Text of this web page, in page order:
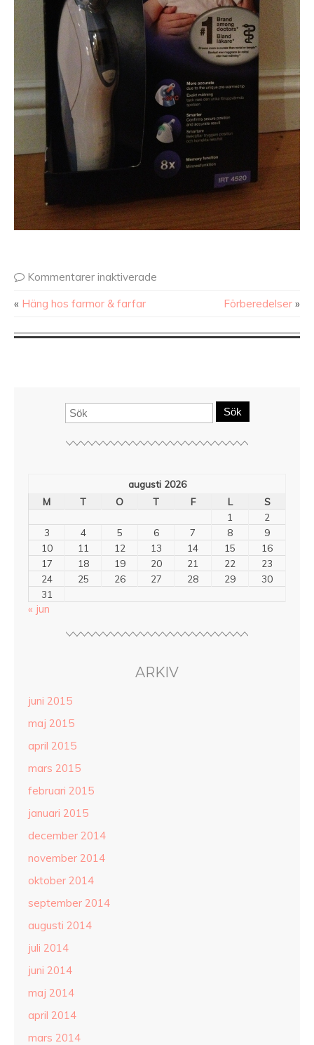
Kommentarer inaktiverade
« Häng hos farmor & farfar Förberedelser »
Sök
augusti 2026
M
T O T F L
S
1
2
3
4 5 6 7 8
9
10
11 12 13 14 15
16
17
18 19 20 21 22
23
24
25 26 27 28 29
30
31
« jun
ARKIV
juni 2015
maj 2015
april 2015
mars 2015
februari 2015
januari 2015
december 2014
november 2014
oktober 2014
september 2014
augusti 2014
juli 2014
juni 2014
maj 2014
april 2014
mars 2014